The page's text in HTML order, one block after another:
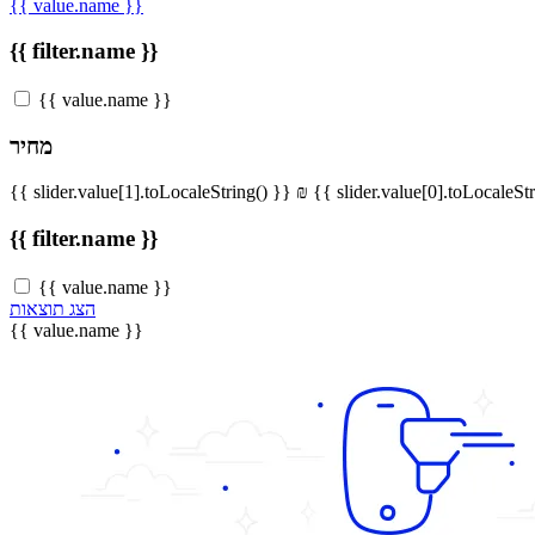
{{ value.name }}
{{ filter.name }}
{{ value.name }}
מחיר
{{ slider.value[1].toLocaleString() }} ₪ {{
{{ filter.name }}
{{ value.name }}
הצג תוצאות
{{ value.name }}